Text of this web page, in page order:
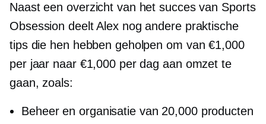
Naast een overzicht van het succes van Sports
Obsession deelt Alex nog andere praktische
tips die hen hebben geholpen om van €1,000
per jaar naar €1,000 per dag aan omzet te
gaan, zoals:
Beheer en organisatie van 20,000 producten